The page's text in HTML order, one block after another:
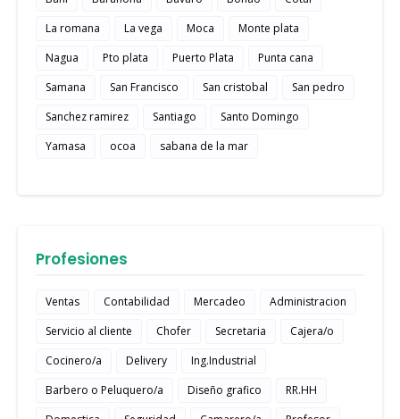
La romana
La vega Moca
Monte plata
Nagua
Pto plata Puerto Plata
Punta cana
Samana
San Francisco San cristobal
San pedro
Sanchez ramirez
Santiago
Santo Domingo
Yamasa
ocoa sabana de la mar
Profesiones
Ventas Contabilidad Mercadeo
Administracion
Servicio al cliente
Chofer Secretaria
Cajera/o
Cocinero/a
Delivery
Ing.Industrial
Barbero o Peluquero/a
Diseño grafico
RR.HH